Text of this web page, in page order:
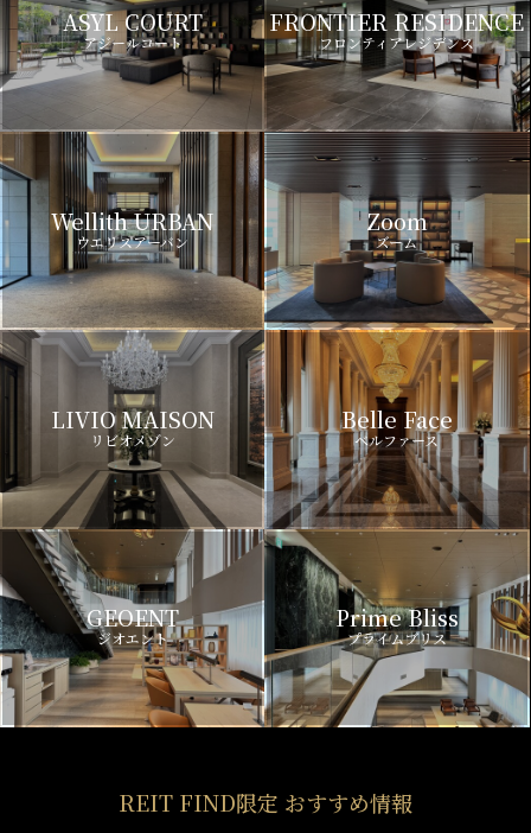
ASYL COURT
アジールコート
FRONTIER RESIDENCE
フロンティアレジデンス
Wellith URBAN
ウエリスアーバン
Zoom
ズーム
LIVIO MAISON
リビオメゾン
Belle Face
ベルファース
GEOENT
ジオエント
Prime Bliss
プライムブリス
REIT FIND限定 おすすめ情報